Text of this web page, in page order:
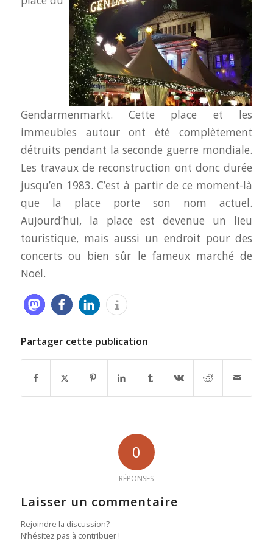
Gendarmenmarkt. Cette place et les
immeubles autour ont été complètement
détruits pendant la seconde guerre mondiale.
Les travaux de reconstruction ont donc durée
jusqu’en 1983. C’est à partir de ce moment-là
que la place porte son nom actuel.
Aujourd’hui, la place est devenue un lieu
touristique, mais aussi un endroit pour des
concerts ou bien sûr le fameux marché de
Noël.
Partager cette publication
0
RÉPONSES
Laisser un commentaire
Rejoindre la discussion?
N’hésitez pas à contribuer !